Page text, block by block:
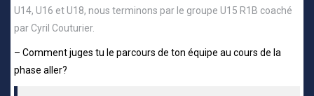
U14, U16 et U18, nous terminons par le groupe U15 R1B coaché
par Cyril Couturier.
– Comment juges tu le parcours de ton équipe au cours de la
phase aller?